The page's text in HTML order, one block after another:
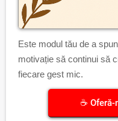
Este modul tău de a
motivație să continui să
fiecare gest mic.
☕